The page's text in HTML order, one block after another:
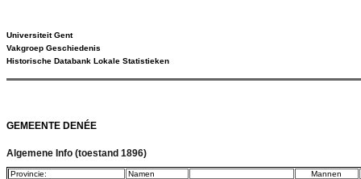
Universiteit Gent
Vakgroep Geschiedenis
Historische Databank Lokale Statistieken
GEMEENTE DENÉE
Algemene Info (toestand 1896)
Provincie: Namen
Mannen